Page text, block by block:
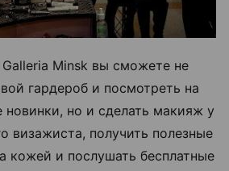
Minsk вы сможете не
гардероб и посмотреть на
но и сделать макияж у
визажиста, получить полезные
кожей и послушать бесплатные